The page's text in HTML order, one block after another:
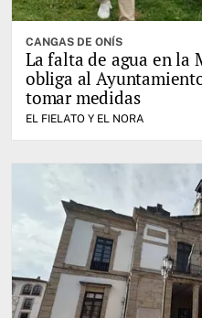
CANGAS DE ONÍS
La falta de agua en la
obliga al
tomar medidas
EL FIELATO Y EL NORA